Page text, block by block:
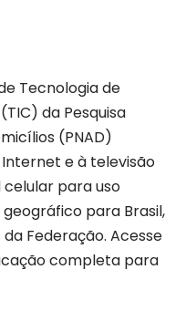
Tecnologia de
da Pesquisa
(PNAD)
e à televisão
para uso
para Brasil,
Federação. Acesse
completa para